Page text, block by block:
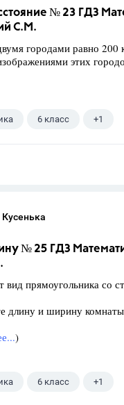
№ 23 ГДЗ
С.М.
городами равно 200
этих
6 класс +1
№ 25 ГДЗ
вид прямоугольника со
длину и ширину
)
6 класс +1